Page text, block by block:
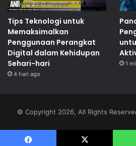
Tips Teknologi untuk
Memaksimalkan
Penggunaan Perangkat
Digital dalam Kehidupan
Sehari-hari
4 hari ago
1
© Copyright 2026, All Rights